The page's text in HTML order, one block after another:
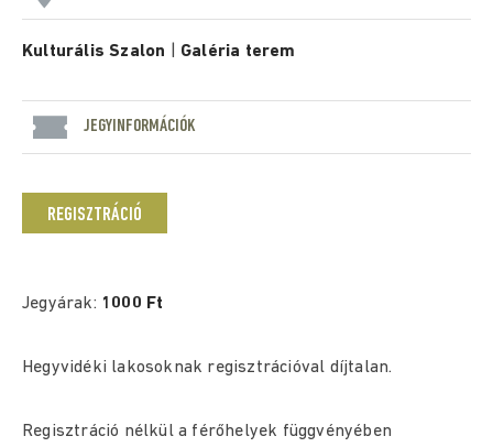
Kulturális Szalon Galéria terem
JEGYINFORMÁCIÓK
REGISZTRÁCIÓ
Jegyárak: 1000 Ft
Hegyvidéki lakosoknak regisztrációval díjtalan.
Regisztráció nélkül a férőhelyek függvényében